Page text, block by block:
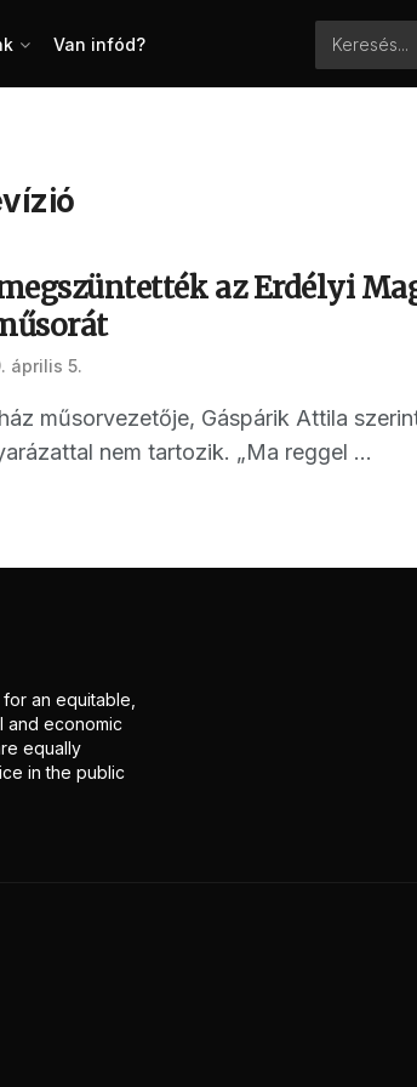
Van infód?
az Erdélyi
április 5.
műsorvezetője, Gáspárik Attila
nem tartozik. „Ma reggel ...
an equitable,
and economic
equally
in the public